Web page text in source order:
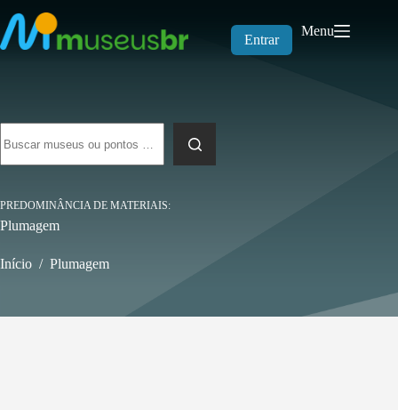
para
o
conteúdo
Entrar
Menu
resultados
PREDOMINÂNCIA DE MATERIAIS
Plumagem
Início / Plumagem